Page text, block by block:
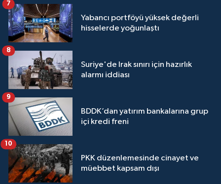
Yabancı portföyü yüksek değerli
hisselerde yoğunlaştı
7
Suriye'de Irak sınırı için hazırlık
alarmı iddiası
8
BDDK’dan yatırım bankalarına grup
içi kredi freni
9
PKK düzenlemesinde cinayet ve
müebbet kapsam dışı
10